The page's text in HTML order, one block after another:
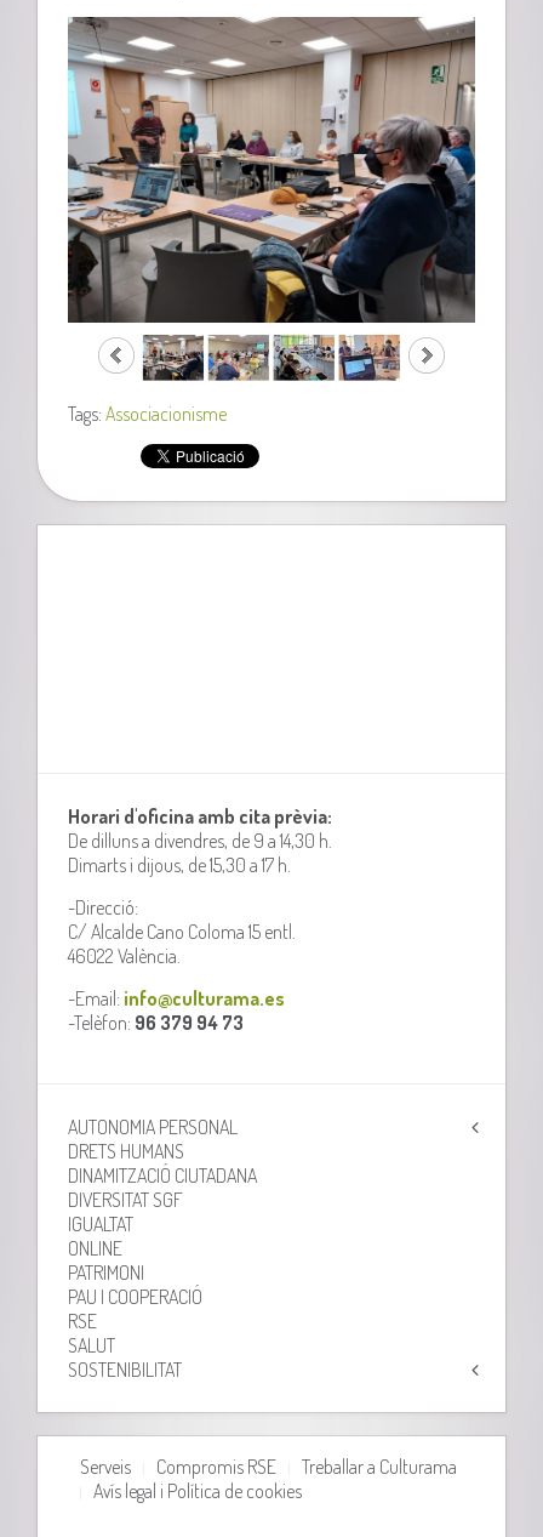
Tags:Associacionisme
Horari d'oficina amb cita prèvia:
De dilluns a divendres, de 9 a 14,30 h.
Dimarts i dijous, de 15,30 a 17 h.
-Direcció:
C/ Alcalde Cano Coloma 15 entl.
46022 València.
-Email: info@culturama.es
-Telèfon: 96 379 94 73
AUTONOMIA PERSONAL
DRETS HUMANS
DINAMITZACIÓ CIUTADANA
DIVERSITAT SGF
IGUALTAT
ONLINE
PATRIMONI
PAU I COOPERACIÓ
RSE
SALUT
SOSTENIBILITAT
Serveis Compromis RSE
Treballar a Culturama
Avís legal i Política de cookies